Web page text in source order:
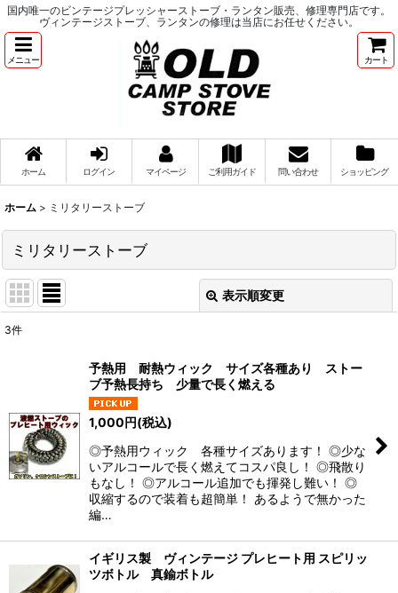
国内唯一のビンテージプレッシャーストーブ・ランタン販売、修理専門店です。
ヴィンテージストーブ、ランタンの修理は当店にお任せください。
メニュー カート
ホーム ログイン マイページ ご利用ガイド 問い合わせ ショッピング
ホーム > ミリタリーストーブ
ミリタリーストーブ
表示順変更
絞り込む
3件
予熱用 耐熱ウィック サイズ各種あり ストー
ブ予熱長持ち 少量で長く燃える
1,000 円(税込)
◎予熱用ウィック 各種サイズあります！ ◎少な
いアルコールで長く燃えてコスパ良し！ ◎飛散り
もなし！ ◎アルコール追加でも揮発し難い！ ◎
収縮するので装着も超簡単！ あるようで無かった
編…
イギリス製 ヴィンテージ プレヒート用 スピリッ
ツボトル 真鍮ボトル